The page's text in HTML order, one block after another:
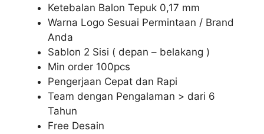
Ketebalan Balon Tepuk 0,17 mm
Warna Logo Sesuai Permintaan / Brand
Anda
Sablon 2 Sisi ( depan – belakang )
Min order 100pcs
Pengerjaan Cepat dan Rapi
Team dengan Pengalaman > dari 6
Tahun
Free Desain